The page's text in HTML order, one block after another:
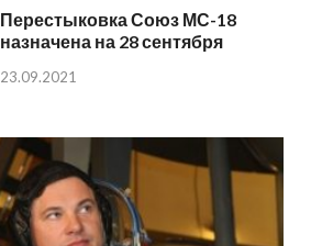
Перестыковка Союз МС-18
назначена на 28 сентября
23.09.2021